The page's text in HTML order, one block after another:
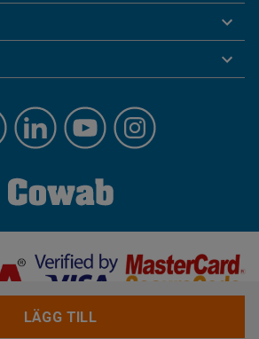
LÄGG TILL